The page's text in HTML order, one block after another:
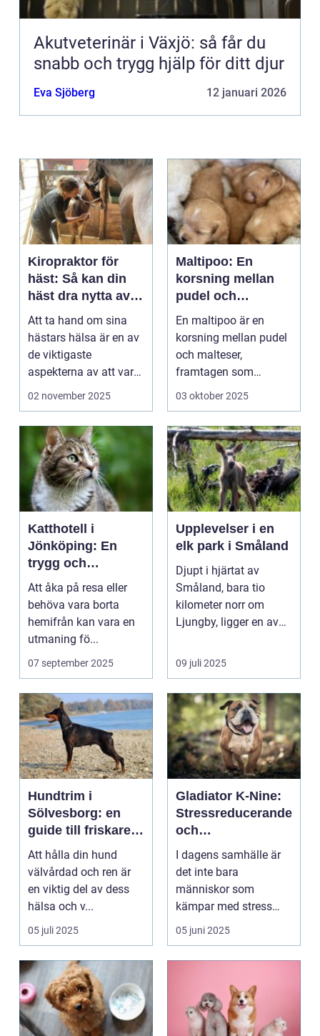
Akutveterinär i Växjö: så får du
snabb och trygg hjälp för ditt djur
Eva Sjöberg 12 januari 2026
Kiropraktor för
häst: Så kan din
häst dra nytta av
behandling
Att ta hand om sina
hästars hälsa är en av
de viktigaste
aspekterna av att vara
h&aum...
02 november 2025
Maltipoo: En
korsning mellan
pudel och
malteser
En maltipoo är en
korsning mellan pudel
och malteser,
framtagen som
sällskapshund. Den
03 oktober 2025
Katthotell i
Jönköping: En
trygg och
hemtrevlig lösning
för din katt
Att åka på resa eller
behöva vara borta
hemifrån kan vara en
utmaning fö...
07 september 2025
Upplevelser i en
elk park i Småland
Djupt i hjärtat av
Småland, bara tio
kilometer norr om
Ljungby, ligger en av
09 juli 2025
Hundtrim i
Sölvesborg: en
guide till friskare
och gladare
hundar
Att hålla din hund
välvårdad och ren är
en viktig del av dess
hälsa och v...
05 juli 2025
Gladiator K-Nine:
Stressreducerande
och
ångestdämpande
hundhalsband
I dagens samhälle är
det inte bara
människor som
kämpar med stress
och ång...
05 juni 2025